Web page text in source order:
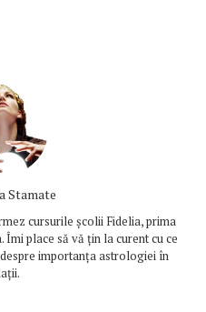
Stamate
cursurile școlii Fidelia, prima
place să vă țin la curent cu ce
importanța astrologiei în